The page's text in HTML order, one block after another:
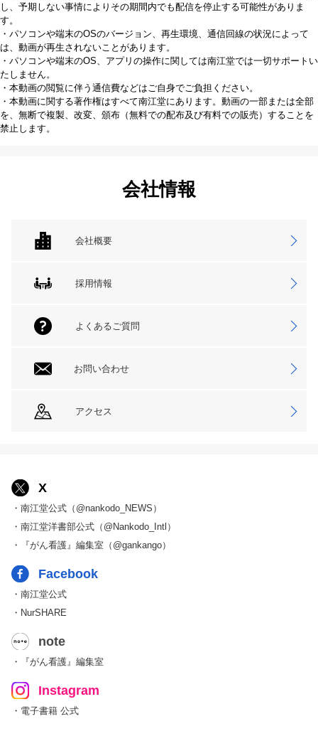
し、予期しない事情によりその期間内でも配信を停止する可能性がありま
す。
・パソコンや端末のOSのバージョン、再生環境、通信回線の状況によって
は、動画が再生されないことがあります。
・パソコンや端末のOS、アプリの操作に関しては南江堂では一切サポートい
たしません。
・本動画の閲覧に伴う通信費などはご自身でご負担ください。
・本動画に関する著作権はすべて南江堂にあります。動画の一部または全部
を、無断で複製、改変、頒布（無料での配布及び有料での販売）することを
禁止します。
会社情報
会社概要
採用情報
よくあるご質問
お問い合わせ
アクセス
X
・南江堂公式（@nankodo_NEWS）
・南江堂洋書部公式（@Nankodo_Intl）
・『がん看護』編集室（@gankango）
Facebook
・南江堂公式
・NurSHARE
note
・『がん看護』編集室
Instagram
・電子書籍 公式